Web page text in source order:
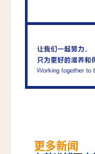
更多新闻